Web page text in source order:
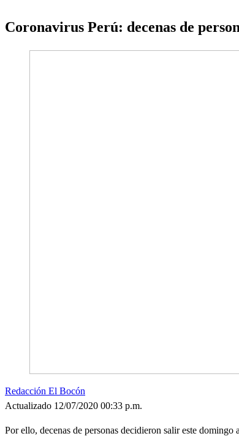
Coronavirus Perú: decenas de
Redacción El Bocón
Actualizado 12/07/2020 00:33 p.m.
Por ello, decenas de personas decidieron salir este